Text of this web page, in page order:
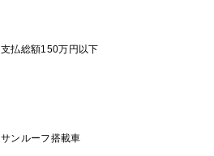
支払総額150万円以下
サンルーフ搭載車